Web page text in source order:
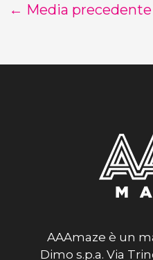
← Media precedente
AAAmaze è un
Dimo s.p.a. Via